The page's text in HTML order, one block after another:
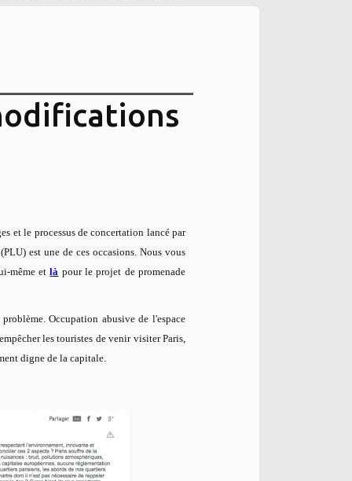
et le processus de concertation lancé par
est une de ces occasions. Nous vous
même etlà pour le projet de promenade
Occupation abusive de l'espace
les touristes de venir visiter Paris,
digne de la capitale.